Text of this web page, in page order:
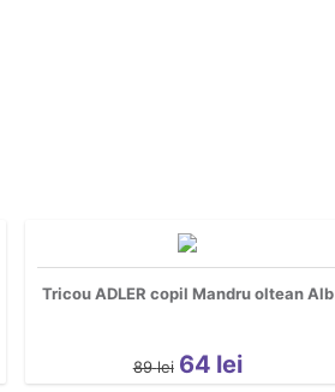
Tricou ADLER copil Mandru oltean Alb
89 lei 64 lei